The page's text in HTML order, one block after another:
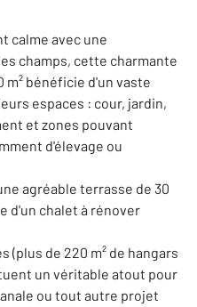
calme avec une
champs, cette charmante
m² bénéficie d'un vaste
espaces : cour, jardin,
et zones pouvant
d'élevage ou
agréable terrasse de 30
d'un chalet à rénover
(plus de 220 m² de hangars
un véritable atout pour
ou tout autre projet